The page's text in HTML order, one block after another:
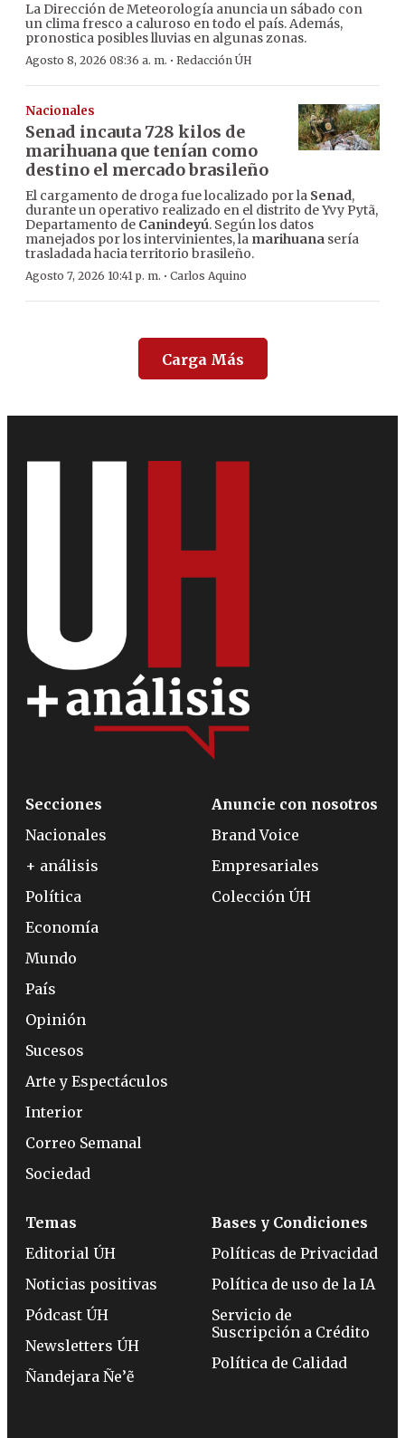
La Dirección de Meteorología anuncia un sábado con
un clima fresco a caluroso en todo el país. Además,
pronostica posibles lluvias en algunas zonas.
Agosto 8, 2026 08:36 a. m. · Redacción ÚH
Nacionales
Senad incauta 728 kilos de
marihuana que tenían como
destino el mercado brasileño
El cargamento de droga fue localizado por la Senad,
durante un operativo realizado en el distrito de Yvy Pytã,
Departamento de Canindeyú. Según los datos
manejados por los intervinientes, la marihuana sería
trasladada hacia territorio brasileño.
Agosto 7, 2026 10:41 p. m. · Carlos Aquino
Carga Más
Secciones
Nacionales
+ análisis
Política
Economía
Mundo
País
Opinión
Sucesos
Arte y Espectáculos
Interior
Correo Semanal
Sociedad
Anuncie con nosotros
Brand Voice
Empresariales
Colección ÚH
Temas
Editorial ÚH
Noticias positivas
Pódcast ÚH
Newsletters ÚH
Ñandejara Ñe’ẽ
Bases y Condiciones
Políticas de Privacidad
Política de uso de la IA
Servicio de
Suscripción a Crédito
Política de Calidad